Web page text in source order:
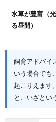
水草が豊富（
る昼間）
飼育アドバイ
いう場合でも
起こりえます
と、いざとい